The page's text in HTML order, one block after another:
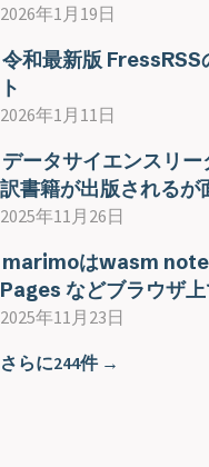
2026年1月19日
令和最新版
ト
2026年1月11日
データサイエンスリ
訳書籍が出版されるが
2025年11月26日
marimoはwasm
Pages などブラウザ
2025年11月23日
さらに244件 →